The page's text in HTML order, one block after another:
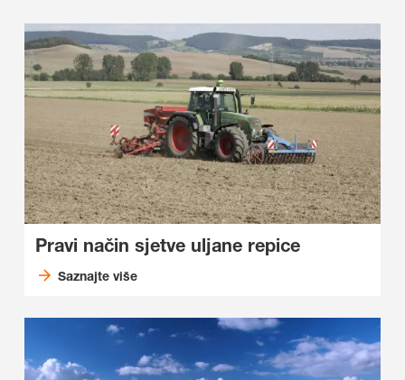
Pravi način sjetve uljane repice
Saznajte više